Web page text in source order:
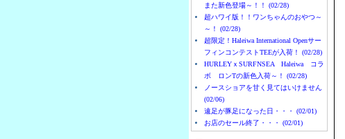
また新色登場～！！ (02/28)
超ハワイ版！！ワンちゃんのおやつ～
～！ (02/28)
超限定！Haleiwa International Openサー
フィンコンテストTEEが入荷！ (02/28)
HURLEYｘSURFNSEA Haleiwa コラ
ボ ロンTの新色入荷～！ (02/28)
ノースショアを甘く見てはいけません
(02/06)
遠足が豚足になった日・・・ (02/01)
お店のセール終了・・・ (02/01)